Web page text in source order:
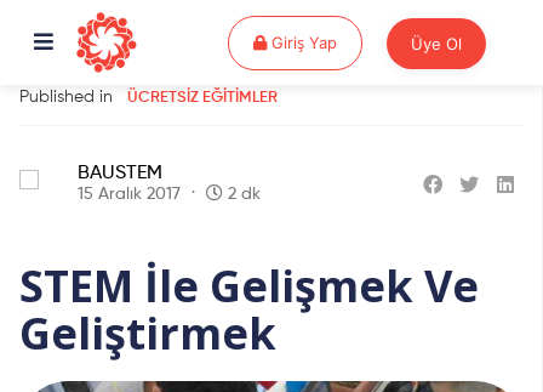
Giriş YapGiriş Yap Üye Ol
Published in ÜCRETSIZ EĞITIMLER
BAUSTEM
15 Aralık 2017 2 dk
STEM İle Gelişmek Ve
Geliştirmek